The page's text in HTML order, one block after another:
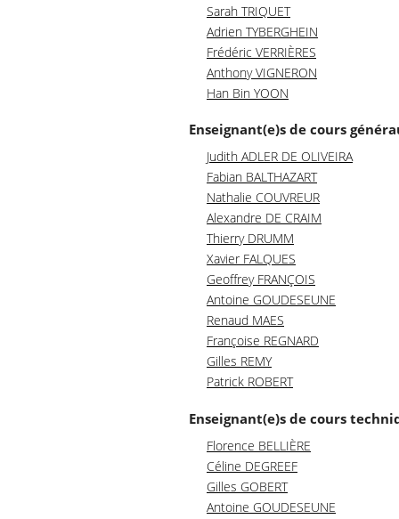
Sarah TRIQUET
Adrien TYBERGHEIN
Frédéric VERRIÈRES
Anthony VIGNERON
Han Bin YOON
Enseignant(e)s de cours
Judith ADLER DE OLIVEIRA
Fabian BALTHAZART
Nathalie COUVREUR
Alexandre DE CRAIM
Thierry DRUMM
Xavier FALQUES
Geoffrey FRANÇOIS
Antoine GOUDESEUNE
Renaud MAES
Françoise REGNARD
Gilles REMY
Patrick ROBERT
Enseignant(e)s de cours
Florence BELLIÈRE
Céline DEGREEF
Gilles GOBERT
Antoine GOUDESEUNE